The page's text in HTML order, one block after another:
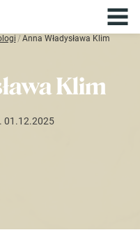
/ Anna Władysława Klim
Klim
01.12.2025